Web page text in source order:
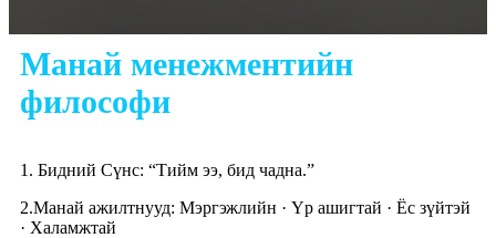
Манай менежментийн
философи
1. Бидний Сүнс: “Тийм ээ, бид чадна.”
2.Манай ажилтнууд: Мэргэжлийн · Үр ашигтай · Ёс зүйтэй
· Халамжтай